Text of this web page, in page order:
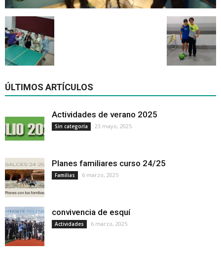
ÚLTIMOS ARTÍCULOS
Actividades de verano 2025
Sin categoría 23 mayo, 2025
Planes familiares curso 24/25
Familias 6 marzo, 2025
convivencia de esquí
Actividades 6 marzo, 2025